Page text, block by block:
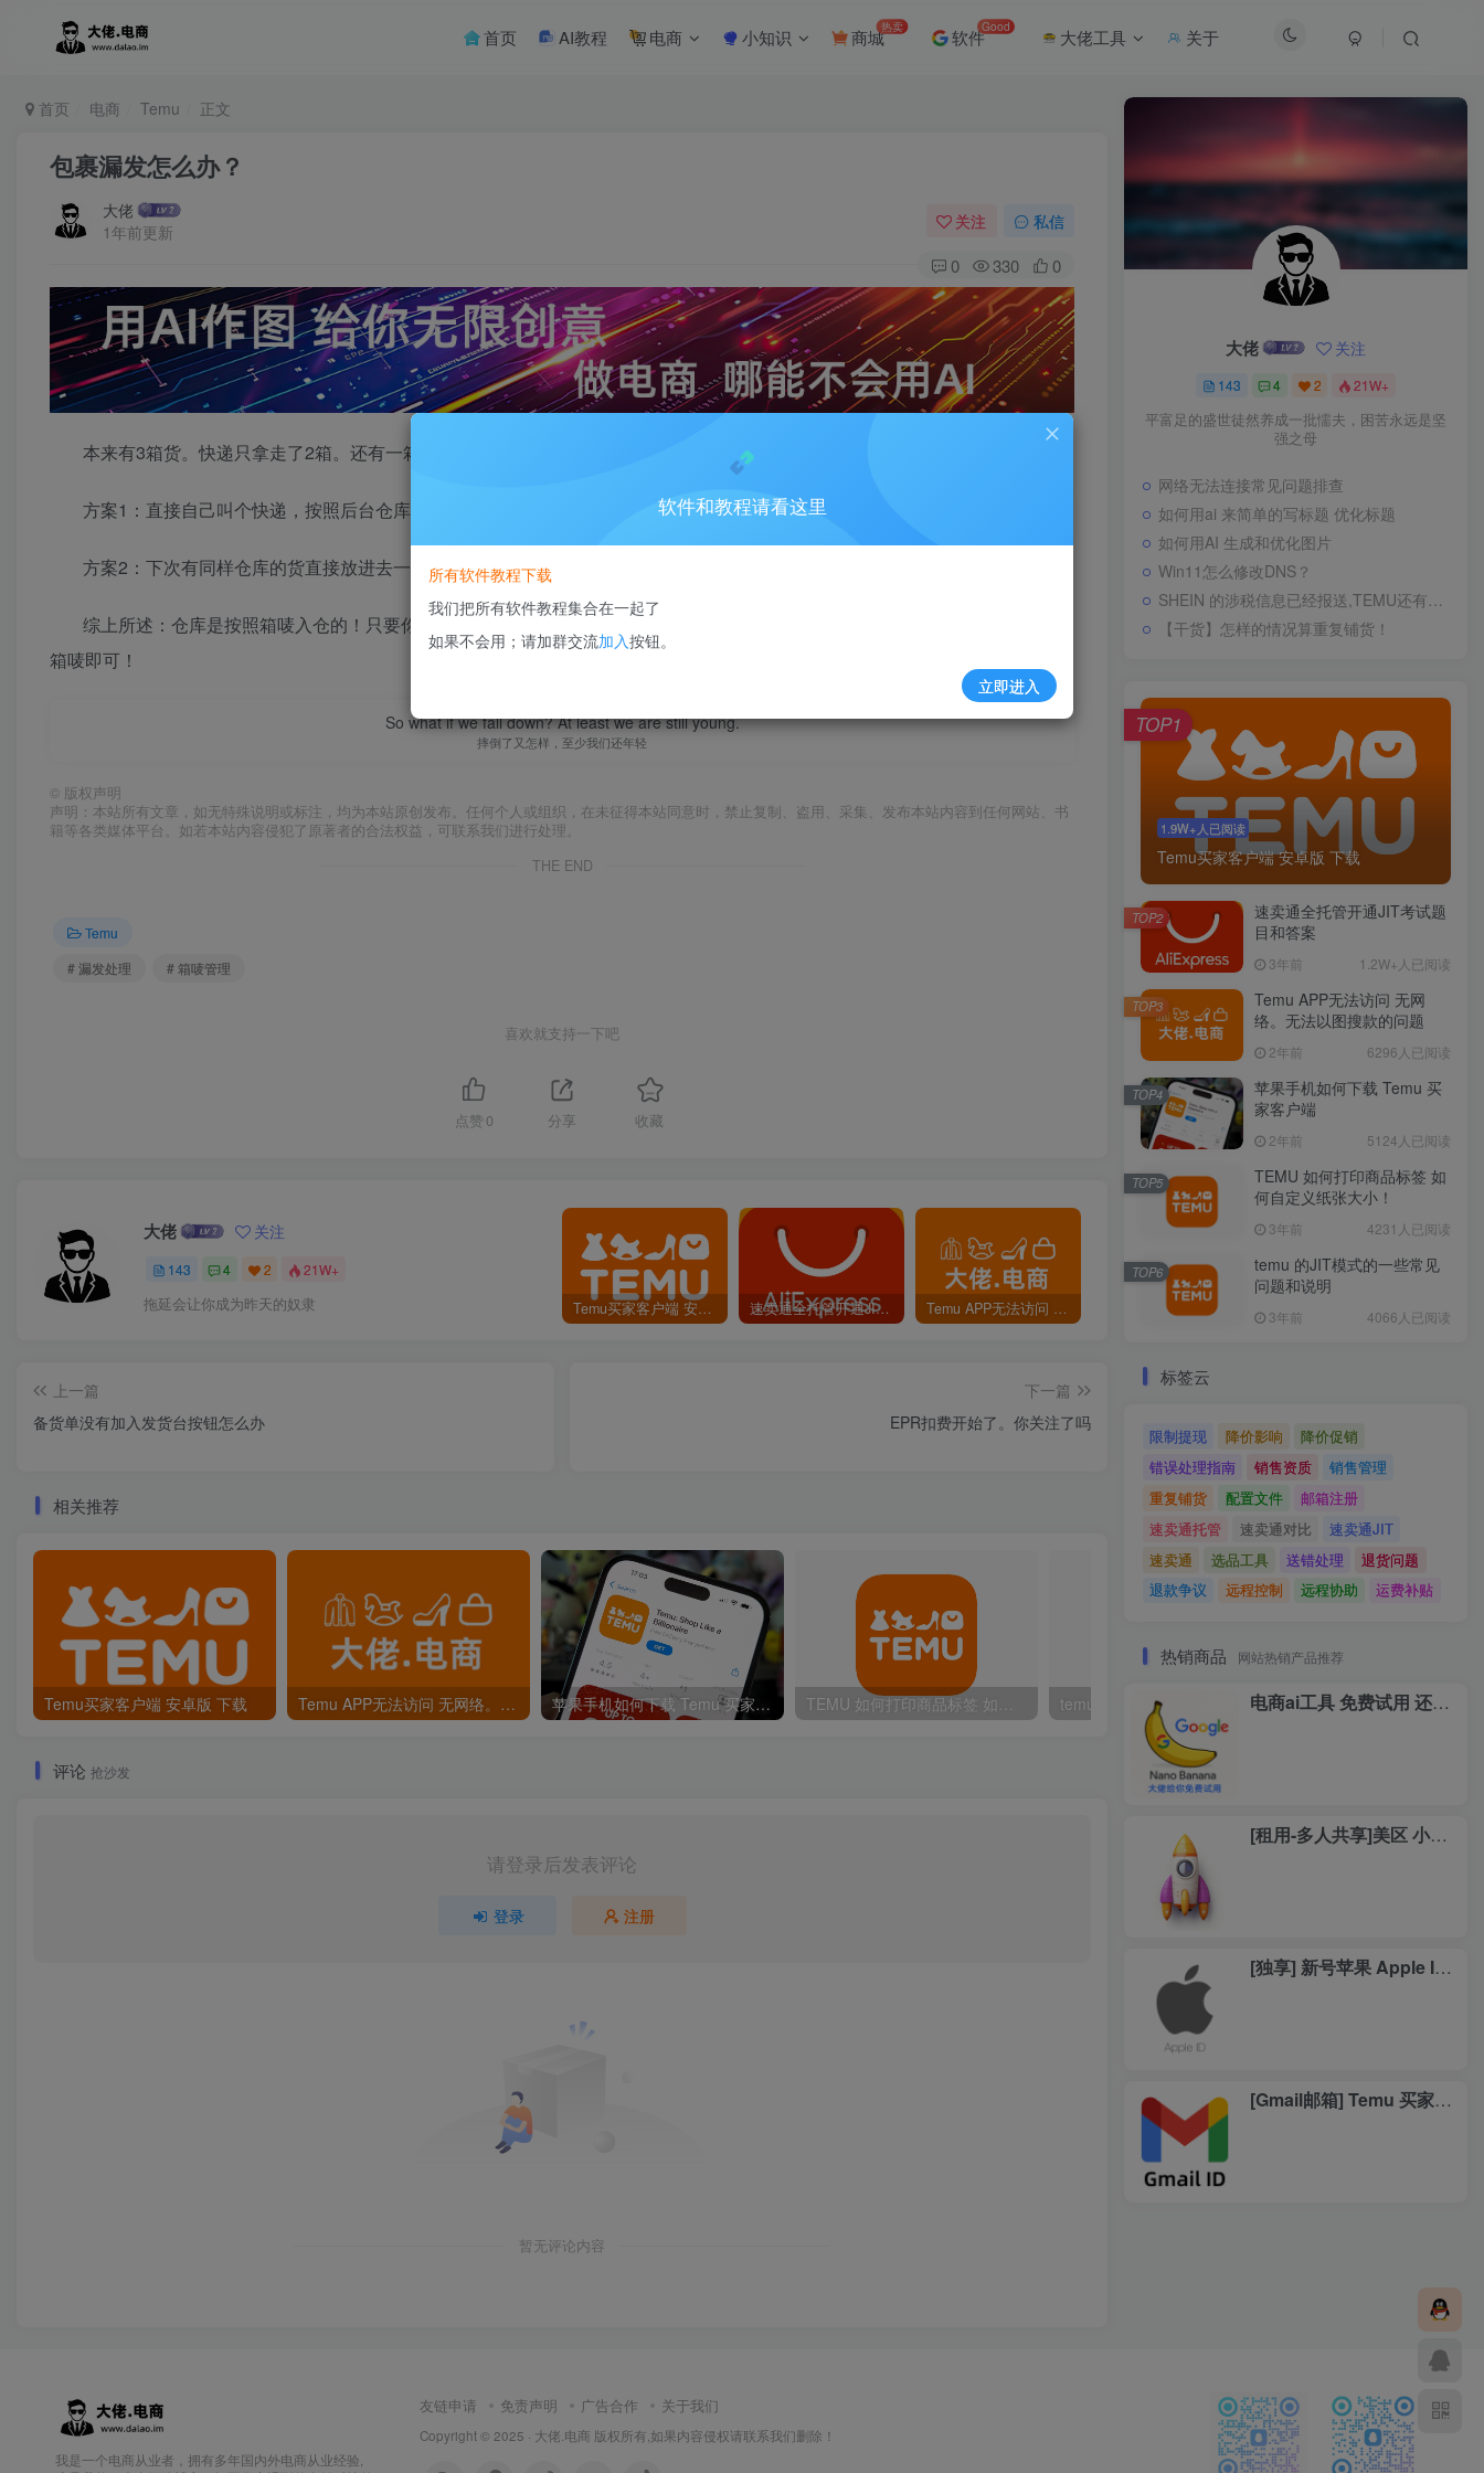
首页 AI教程 电商 小知识 商城热卖 软件Good 大佬工具 关于
首页 电商 Temu 正文
包裹漏发怎么办？
大佬
1年前更新
关注 私信
0 330 0
本来有3箱货。快递只拿走了2箱。还有一箱漏掉了。怎么办？
方案1：直接自己叫个快递，按照后台仓库地址发过去即可。切记箱唛不要覆盖。仓库按箱唛收货！
方案2：下次有同样仓库的货直接放进去一起要快递拿走就可以了！
综上所述：仓库是按照箱唛入仓的！只要你有箱唛，不管是怎么发过去的，只要地址正确就可以入仓。所以，发货切记不要覆盖
箱唛即可！
So what if we fall down? At least we are still young.
摔倒了又怎样，至少我们还年轻
© 版权声明
声明：本站所有文章，如无特殊说明或标注，均为本站原创发布。任何个人或组织，在未征得本站同意时，禁止复制、盗用、采集、发布本站内容到任何网站、书
籍等各类媒体平台。如若本站内容侵犯了原著者的合法权益，可联系我们进行处理。
THE END
Temu
# 漏发处理
# 箱唛管理
喜欢就支持一下吧
点赞 0 分享 收藏
大佬 关注
143 4 2 21W+
拖延会让你成为昨天的奴隶 Temu买家客户端 安卓版 下载 速卖通全托管开通JIT考试题目和答案 Temu APP无法访问 无网络。无法以图搜款的问题 TEMU 如何打印商品标签 如何自定义纸张大小！
上一篇
备货单没有加入发货台按钮怎么办
下一篇
EPR扣费开始了。你关注了吗
相关推荐
Temu买家客户端 安卓版 下载 Temu APP无法访问 无网络。无法以图搜款的问题 苹果手机如何下载 Temu 买家客户端 TEMU 如何打印商品标签 如何自定义纸张大小！ temu 的JIT模式的一些常见问题和说明
评论 抢沙发
请登录后发表评论
登录 注册
暂无评论内容
大佬 关注
143 4 2 21W+
平富足的盛世徒然养成一批懦夫，困苦永远是坚
强之母
网络无法连接常见问题排查
如何用ai 来简单的写标题 优化标题
如何用AI 生成和优化图片
Win11怎么修改DNS？
SHEIN 的涉税信息已经报送,TEMU还有多久
【干货】怎样的情况算重复铺货！
1.9W+人已阅读
Temu买家客户端 安卓版 下载
TOP1
速卖通全托管开通JIT考试题
目和答案
3年前 1.2W+人已阅读
TOP2
Temu APP无法访问 无网
络。无法以图搜款的问题
2年前 6296人已阅读
TOP3
苹果手机如何下载 Temu 买
家客户端
2年前 5124人已阅读
TOP4
TEMU 如何打印商品标签 如
何自定义纸张大小！
3年前 4231人已阅读
TOP5
temu 的JIT模式的一些常见
问题和说明
3年前 4066人已阅读
TOP6
标签云
限制提现 降价影响
降价促销
错误处理指南
销售资质
销售管理
重复铺货
配置文件
邮箱注册
速卖通托管
速卖通对比
速卖通JIT
速卖通
选品工具 送错处理
退货问题
退款争议
远程控制 远程协助 运费补贴
热销商品 网站热销产品推荐
电商ai工具 免费试用 还送余额
[租用-多人共享]美区 小火箭
[独享] 新号苹果 Apple ID 账号(包含小火箭)
[Gmail邮箱] Temu 买家账号
我是一个电商从业者，拥有多年国内外电商从业经验,
友链申请 免责声明 广告合作 关于我们
Copyright © 2025 · 大佬.电商 版权所有,如果内容侵权请联系我们删除！
软件和教程请看这里
所有软件教程下载
我们把所有软件教程集合在一起了
如果不会用；请加群交流加入按钮。
立即进入